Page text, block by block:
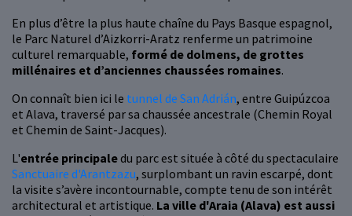
En plus d’être la plus haute chaîne du Pays Basque espagnol,
le Parc Naturel d’Aizkorri-Aratz renferme un patrimoine
culturel remarquable, formé de dolmens, de grottes
millénaires et d’anciennes chaussées romaines.
On connaît bien ici le tunnel de San Adrián, entre Guipúzcoa
et Alava, traversé par sa chaussée ancestrale (Chemin Royal
et Chemin de Saint-Jacques).
L'entrée principaledu parc est située à côté du spectaculaire
Sanctuaire d'Arantzazu, surplombant un ravin escarpé, dont
la visite s’avère incontournable, compte tenu de son intérêt
architectural et artistique. La ville d'Araia (Alava) est aussi